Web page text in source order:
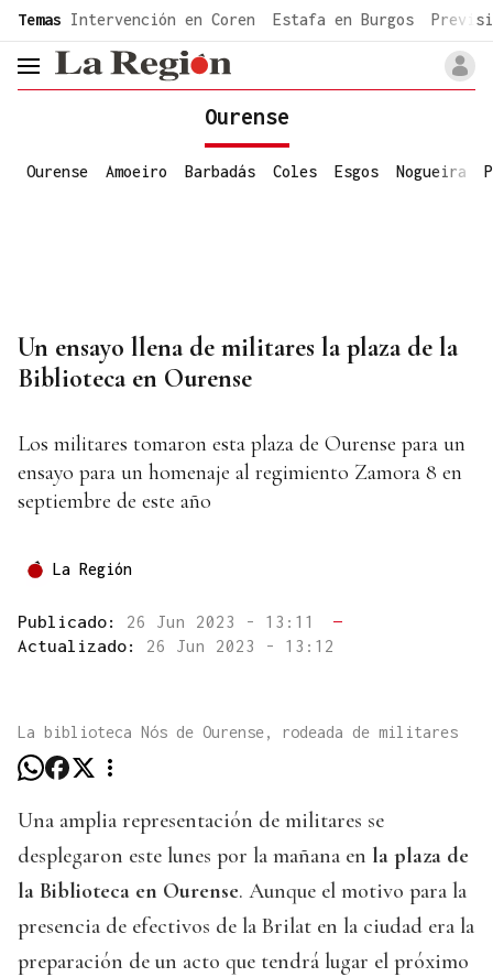
common.go-to-content
Temas Intervención en Coren Estafa en Burgos
header.menu.open
Ourense
Ourense Amoeiro Barbadás Coles Esgos Nogueira
Un ensayo llena de militares la plaza de la
Biblioteca en Ourense
Los militares tomaron esta plaza de Ourense para un
ensayo para un homenaje al regimiento Zamora 8 en
septiembre de este año
La Región
Publicado: 26 Jun 2023 - 13:11
—
Actualizado: 26 Jun 2023 - 13:12
La biblioteca Nós de Ourense, rodeada de militares
Una amplia representación de militares se
desplegaron este lunes por la mañana en la plaza de
la Biblioteca en Ourense. Aunque el motivo para la
presencia de efectivos de la Brilat en la ciudad era la
preparación de un acto que tendrá lugar el próximo